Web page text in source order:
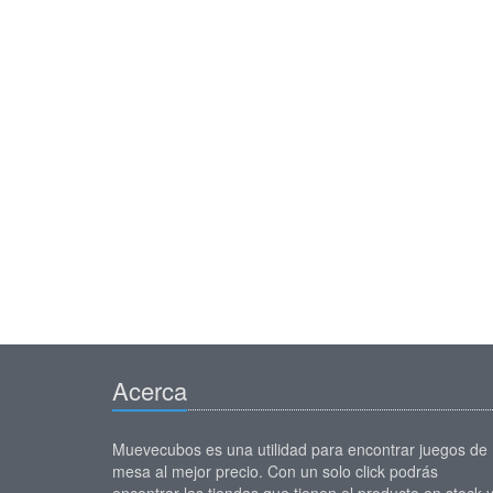
Acerca
Muevecubos es una utilidad para encontrar juegos de
mesa al mejor precio. Con un solo click podrás